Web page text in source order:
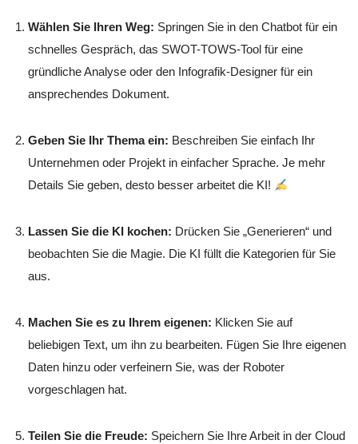
Wählen Sie Ihren Weg: Springen Sie in den Chatbot für ein
schnelles Gespräch, das SWOT-TOWS-Tool für eine
gründliche Analyse oder den Infografik-Designer für ein
ansprechendes Dokument.
Geben Sie Ihr Thema ein: Beschreiben Sie einfach Ihr
Unternehmen oder Projekt in einfacher Sprache. Je mehr
Details Sie geben, desto besser arbeitet die KI!
Lassen Sie die KI kochen: Drücken Sie „Generieren“ und
beobachten Sie die Magie. Die KI füllt die Kategorien für Sie
aus.
Machen Sie es zu Ihrem eigenen: Klicken Sie auf
beliebigen Text, um ihn zu bearbeiten. Fügen Sie Ihre eigenen
Daten hinzu oder verfeinern Sie, was der Roboter
vorgeschlagen hat.
Teilen Sie die Freude: Speichern Sie Ihre Arbeit in der Cloud